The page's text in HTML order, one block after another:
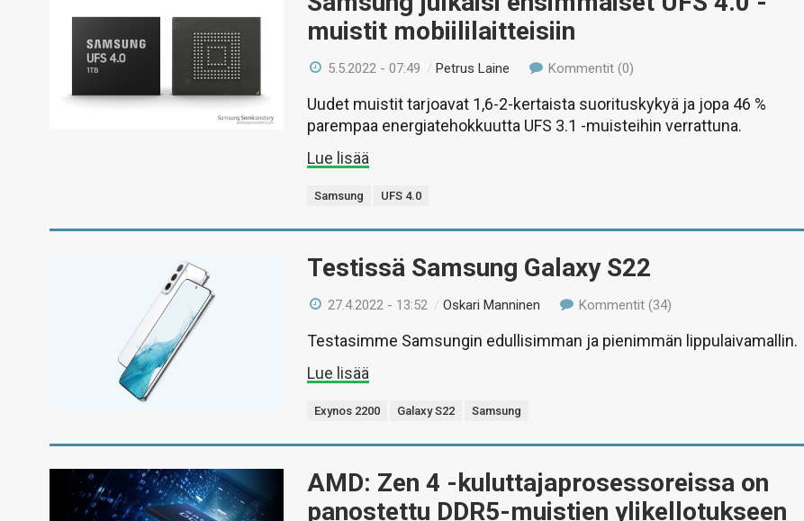
muistit mobiililaitteisiin
5.5.2022 - 07:49 /Petrus Laine Kommentit (0)
Uudet muistit tarjoavat 1,6-2-kertaista suorituskykyä ja jopa 46 %
parempaa energiatehokkuutta UFS 3.1 -muisteihin verrattuna.
Lue lisää
Samsung UFS 4.0
Testissä Samsung Galaxy S22
27.4.2022 - 13:52 /Oskari Manninen Kommentit (34)
Testasimme Samsungin edullisimman ja pienimmän lippulaivamallin.
Lue lisää
Exynos 2200 Galaxy S22 Samsung
AMD: Zen 4 -kuluttajaprosessoreissa on
panostettu DDR5-muistien ylikellotukseen